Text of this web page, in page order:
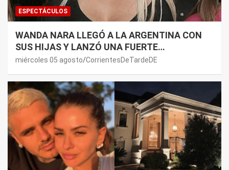
ESPECTÁCULOS
WANDA NARA LLEGÓ A LA ARGENTINA CON
SUS HIJAS Y LANZÓ UNA FUERTE
PREMONICIÓN SOBRE MAURO ICARDI
miércoles 05 agosto CorrientesDeTardeDE